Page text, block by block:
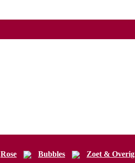
Rose Bubbles Zoet & Overig